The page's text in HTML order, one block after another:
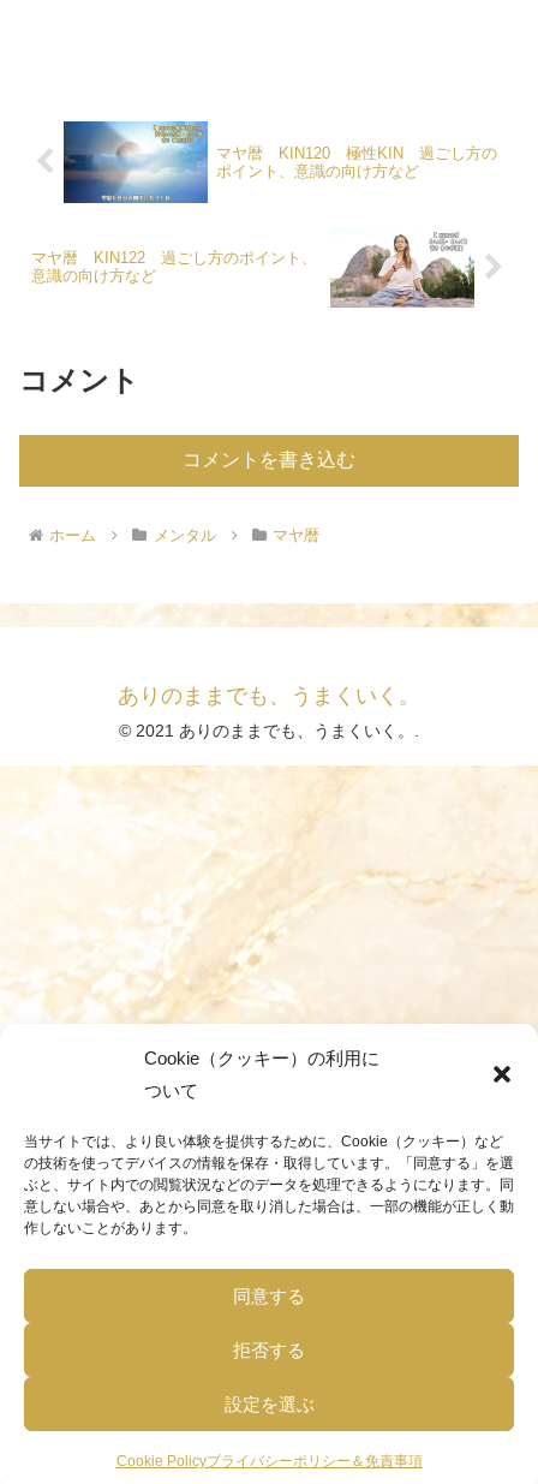
Cookie（クッキー）の利用に
ついて
当サイトでは、より良い体験を提供するために、Cookie（クッキー）など
の技術を使ってデバイスの情報を保存・取得しています。「同意する」を選
ぶと、サイト内での閲覧状況などのデータを処理できるようになります。同
意しない場合や、あとから同意を取り消した場合は、一部の機能が正しく動
作しないことがあります。
同意する
拒否する
設定を選ぶ
Cookie Policyプライバシーポリシー＆免責事項
マヤ暦 KIN120 極性KIN 過ごし方の
ポイント、意識の向け方など
マヤ暦 KIN122 過ごし方のポイント、
意識の向け方など
コメント
コメントを書き込む
ホーム メンタル マヤ暦
ありのままでも、うまくいく。
© 2021 ありのままでも、うまくいく。.